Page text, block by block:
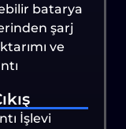
batarya
şarj
ve
İşlevi